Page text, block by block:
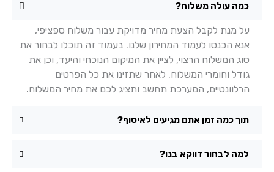
כמה עולה משלוח?
על מנת לקבל הצעת מחיר מדויקת עבור משלוח ספציפי,
אנא הכנסו לעמוד המחירון שלנו. בעמוד זה תוכלו לבחור את
סוג המשלוח הרצוי, לציין את המיקום הנוכחי והיעד, וכן את
גודל וחומרי המשלוח. לאחר שתזינו את כל הפרטים
הרלוונטיים, המערכת תחשב ותציג לכם את מחיר המשלוח.
תוך כמה זמן אתם מגיעים לאיסוף?
למה לבחור דווקא בנו?